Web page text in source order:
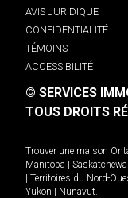
AVIS JURIDIQUE
CONFIDENTIALITÉ
TÉMOINS
ACCESSIBILITÉ
© SERVICES
TOUS DROITS
Trouver une maison
Manitoba |
| Territoires du Nord-
Yukon | Nunavut